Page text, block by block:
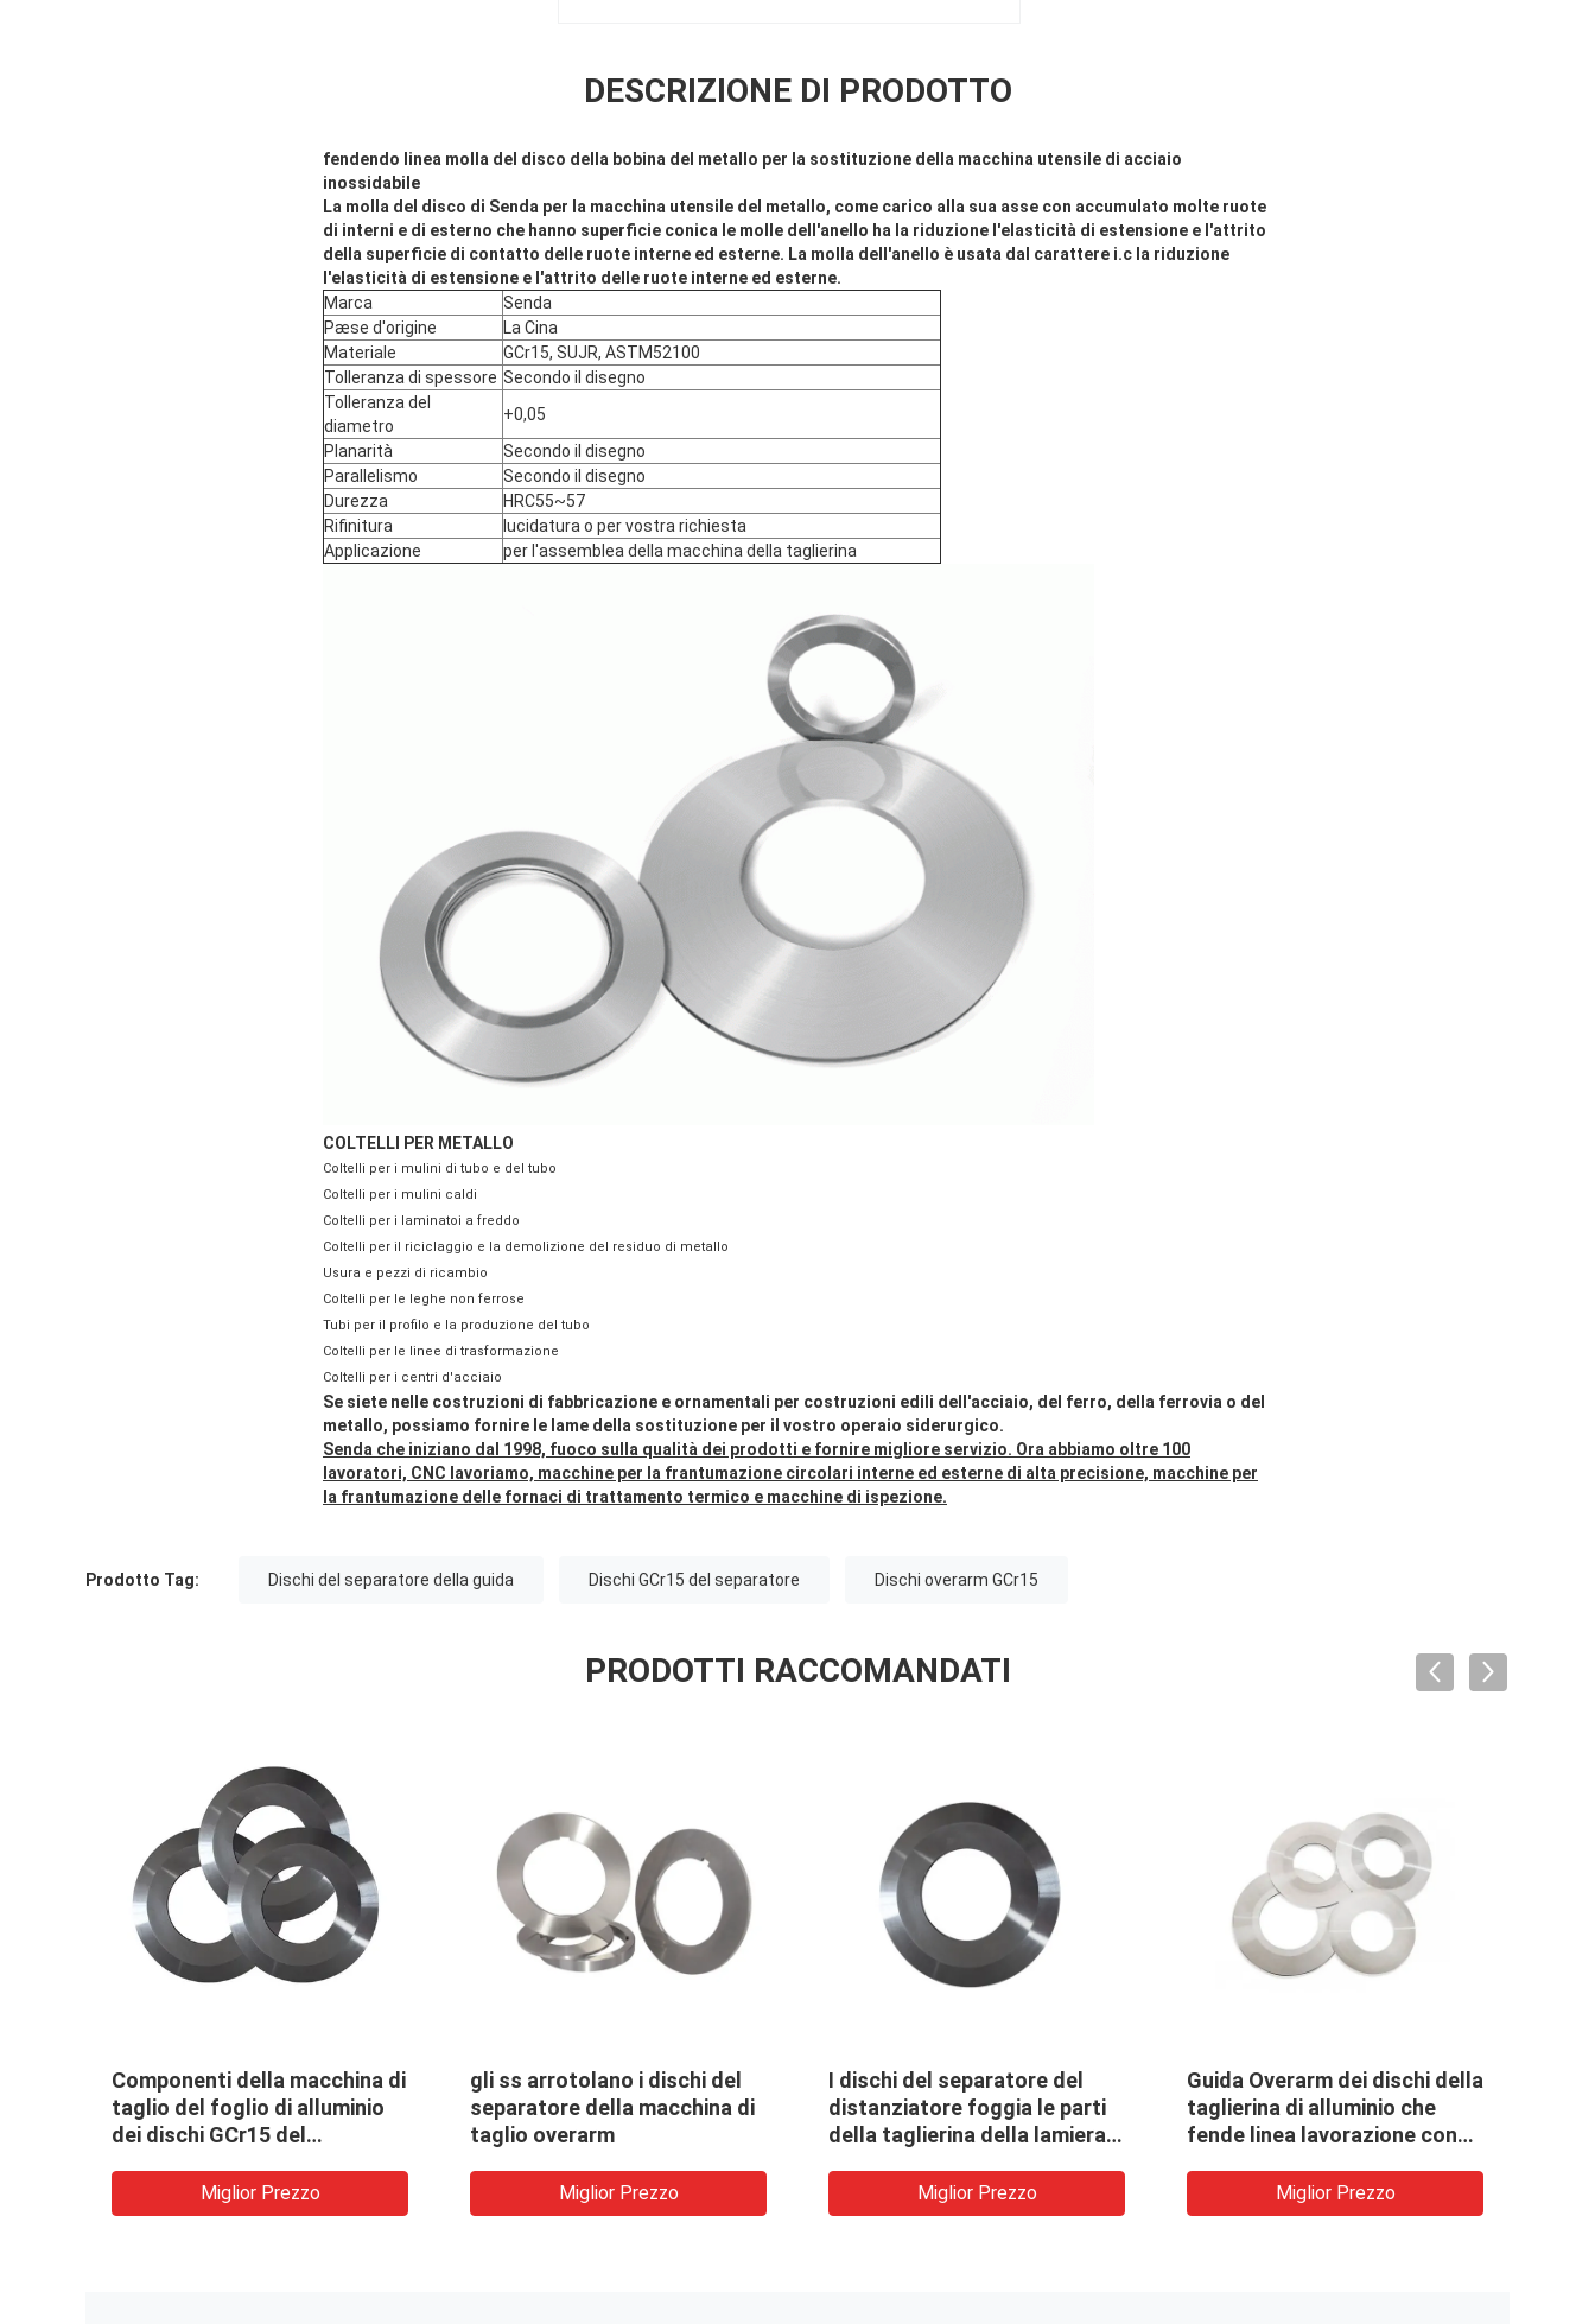
DESCRIZIONE DI PRODOTTO
fendendo linea molla del disco della bobina del metallo per la sostituzione della macchina utensile di acciaio
inossidabile
La molla del disco di Senda per la macchina utensile del metallo, come carico alla sua asse con accumulato molte ruote
di interni e di esterno che hanno superficie conica le molle dell'anello ha la riduzione l'elasticità di estensione e l'attrito
della superficie di contatto delle ruote interne ed esterne. La molla dell'anello è usata dal carattere i.c la riduzione
l'elasticità di estensione e l'attrito delle ruote interne ed esterne.
Marca
Senda
Pæse d'origine
La Cina
Materiale
GCr15, SUJR, ASTM52100
Tolleranza di spessore Secondo il disegno
Tolleranza del
diametro
+0,05
Planarità
Secondo il disegno
Parallelismo
Secondo il disegno
Durezza
HRC55~57
Rifinitura
lucidatura o per vostra richiesta
Applicazione
per l'assemblea della macchina della taglierina
COLTELLI PER METALLO
Coltelli per i mulini di tubo e del tubo
Coltelli per i mulini caldi
Coltelli per i laminatoi a freddo
Coltelli per il riciclaggio e la demolizione del residuo di metallo
Usura e pezzi di ricambio
Coltelli per le leghe non ferrose
Tubi per il profilo e la produzione del tubo
Coltelli per le linee di trasformazione
Coltelli per i centri d'acciaio
Se siete nelle costruzioni di fabbricazione e ornamentali per costruzioni edili dell'acciaio, del ferro, della ferrovia o del
metallo, possiamo fornire le lame della sostituzione per il vostro operaio siderurgico.
Senda che iniziano dal 1998, fuoco sulla qualità dei prodotti e fornire migliore servizio. Ora abbiamo oltre 100
lavoratori, CNC lavoriamo, macchine per la frantumazione circolari interne ed esterne di alta precisione, macchine per
la frantumazione delle fornaci di trattamento termico e macchine di ispezione.
Prodotto Tag: Dischi del separatore della guida Dischi GCr15 del separatore Dischi overarm GCr15
PRODOTTI RACCOMANDATI
SUJR sopra i dischi della
guida dei dischi del
separatore del braccio
Miglior Prezzo
Dischi Overarm del
separatore per la bobina
d'acciaio che fende linea
Miglior Prezzo
Strumenti del separatore di
HRC 60 per il taglio della linea
macchina
Miglior Prezzo
il separatore della lucidatura
suona il taglio d'acciaio della
bobina alla linea pezzi di
Miglior Prezzo